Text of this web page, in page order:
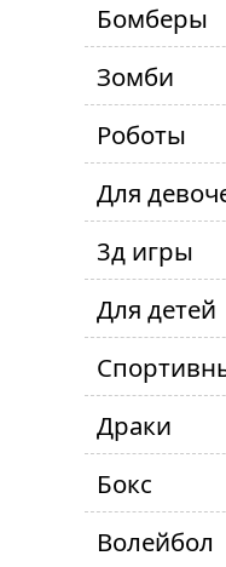
Бомберы
Зомби
Роботы
Для
3д игры
Для детей
Драки
Бокс
Волейбол